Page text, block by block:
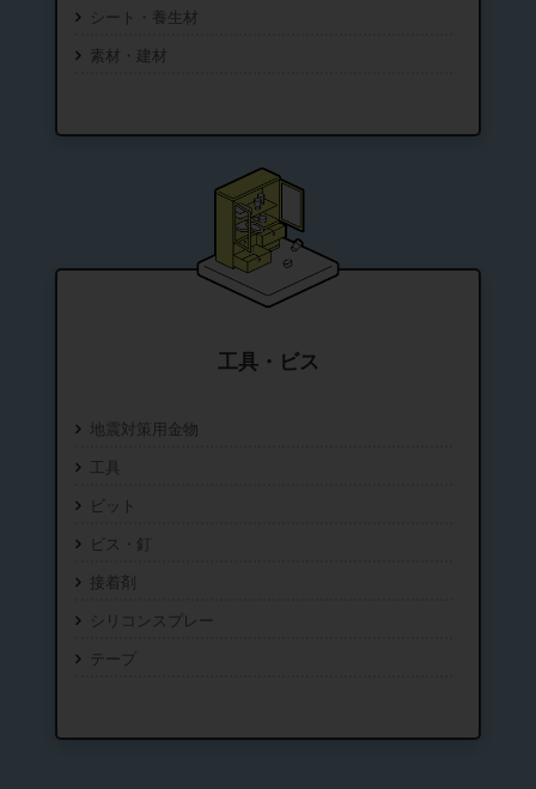
シート・養生材
素材・建材
工具・ビス
地震対策用金物
工具
ビット
ビス・釘
接着剤
シリコンスプレー
テープ